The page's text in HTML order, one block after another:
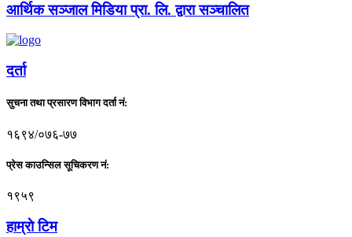
आर्थिक सञ्जाल मिडिया प्रा. लि. द्वारा सञ्चालित
दर्ता
सुचना तथा प्रसारण विभाग दर्ता नं:
१६९४/०७६-७७
प्रेस काउन्सिल सूचिकरण नं:
१९५९
हाम्राे टिम